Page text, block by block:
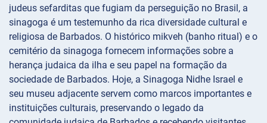
judeus sefarditas que fugiam da perseguição no Brasil, a
sinagoga é um testemunho da rica diversidade cultural e
religiosa de Barbados. O histórico mikveh (banho ritual) e o
cemitério da sinagoga fornecem informações sobre a
herança judaica da ilha e seu papel na formação da
sociedade de Barbados. Hoje, a Sinagoga Nidhe Israel e
seu museu adjacente servem como marcos importantes e
instituições culturais, preservando o legado da